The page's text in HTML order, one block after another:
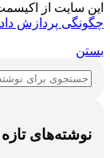
این سایت از
چگونگی پردازش
بستن
نوشته‌های تازه